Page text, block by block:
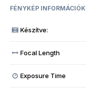
FÉNYKÉP INFORMÁCIÓK
Készítve:
Focal Length
Exposure Time